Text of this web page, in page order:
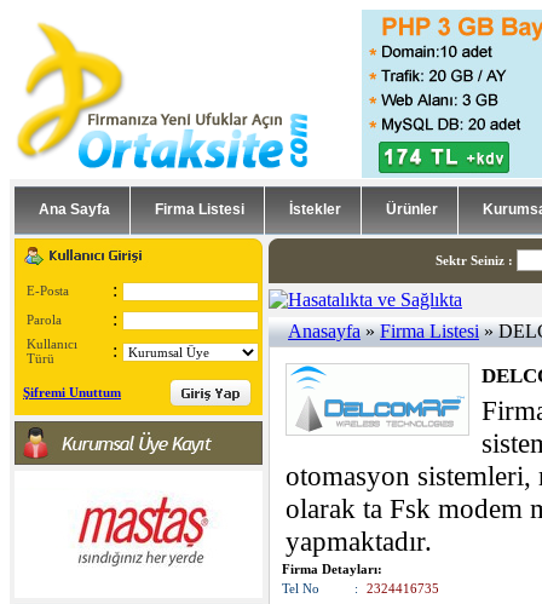
Ana Sayfa Firma Listesi İstekler Ürünler
E-Posta :
Parola :
Kullanıcı
Türü
:
Şifremi Unuttum
Sektr Seiniz :
Anasayfa»Firma Listesi»
otomasyon sistemleri,
olarak ta Fsk modem
yapmaktadır.
Firma Detayları:
Tel No
:
2324416735